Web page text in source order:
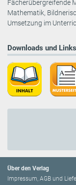
Fächerübergreifende
Mathematik,
Umsetzung im
Downloads und Links
Über den Verlag
Impressum, AGB und